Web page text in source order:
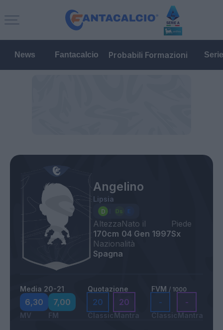
News Fantacalcio Probabili Formazioni
Angelino
Lipsia
Altezza
170cm
Nato il
04 Gen 1997
Piede
Sx
Nazionalità
Spagna
Media 20-21
6,30
MV
7,00
FM
Quotazione
20
Classic
20
Mantra
FVM / 1000
-
Classic
-
Mantra